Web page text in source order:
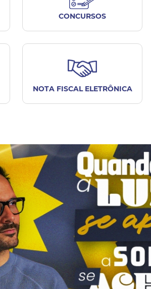
CONCURSOS
NOTA FISCAL ELETRÔNICA